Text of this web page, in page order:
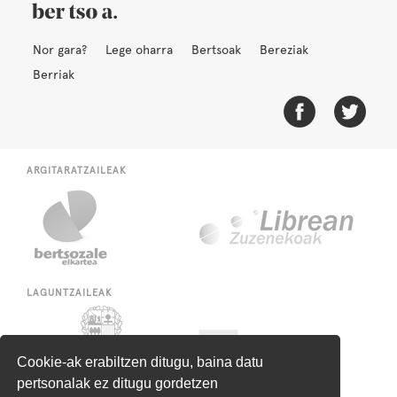
Cookie-ak erabiltzen ditugu, baina datu
pertsonalak ez ditugu gordetzen
Nor gara? Lege oharra Bertsoak
Bereziak
Berriak
ARGITARATZAILEAK
LAGUNTZAILEAK